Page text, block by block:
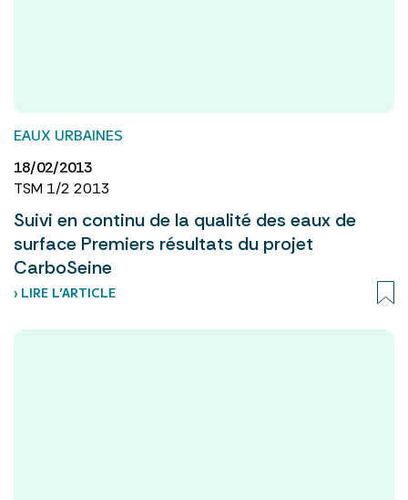
EAUX URBAINES
18/02/2013
TSM 1/2 2013
Suivi en continu de la qualité des eaux de
surface Premiers résultats du projet
CarboSeine
› LIRE L’ARTICLE